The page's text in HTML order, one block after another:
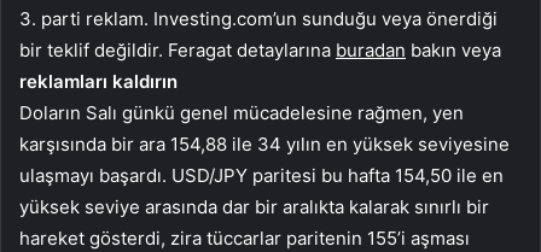
3. parti reklam. Investing.com’un sunduğu veya önerdiği
bir teklif değildir. Feragat detaylarına buradan bakın veya
reklamları kaldırın
Doların Salı günkü genel mücadelesine rağmen, yen
karşısında bir ara 154,88 ile 34 yılın en yüksek seviyesine
ulaşmayı başardı. USD/JPY paritesi bu hafta 154,50 ile en
yüksek seviye arasında dar bir aralıkta kalarak sınırlı bir
hareket gösterdi, zira tüccarlar paritenin 155’i aşması